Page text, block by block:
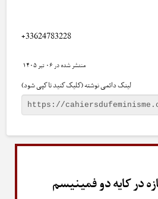
+33624783228
۰۶ تیر ۱۴۰۵
لینک دائمی نوشته (کلیک کنید تا کپی شود)
در کایه دو فمینیسم